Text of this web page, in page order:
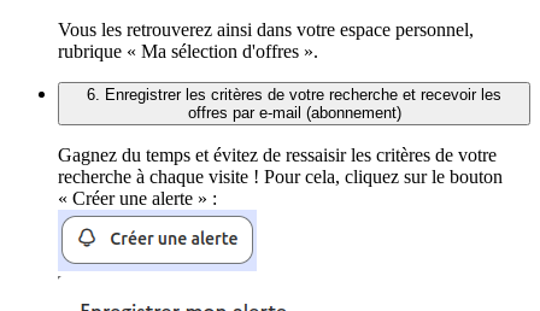
Vous les retrouverez ainsi dans votre espace personnel,
rubrique « Ma sélection d'offres ».
6. Enregistrer les critères de votre recherche et recevoir les
offres par e-mail (abonnement)
Gagnez du temps et évitez de ressaisir les critères de votre
recherche à chaque visite ! Pour cela, cliquez sur le bouton
« Créer une alerte » :